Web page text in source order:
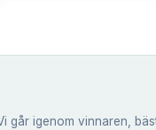
går igenom vinnaren,